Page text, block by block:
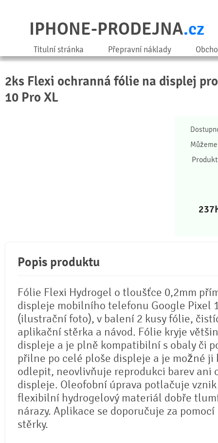
IPHONE-PRODEJNA.cz
Titulní stránka Přepravní náklady
2ks Flexi ochranná fólie na displej
10 Pro XL
237
Popis produktu
Fólie Flexi Hydrogel o tloušťce 0,2mm
displeje mobilního telefonu Google Pixel
(ilustrační foto), v balení 2 kusy fólie,
aplikační stěrka a návod. Fólie kryje
displeje a je plně kompatibilní s obaly či
přilne po celé ploše displeje a je možné ji
odlepit, neovlivňuje reprodukci barev ani
displeje. Oleofobní úprava potlačuje
flexibilní hydrogelový materiál dobře
nárazy. Aplikace se doporučuje za
stěrky.